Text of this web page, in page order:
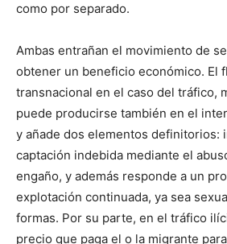
como por separado.
Ambas entrañan el movimiento de
obtener un beneficio económico. El
transnacional en el caso del tráfico,
puede producirse también en el
y añade dos elementos definitorios:
captación indebida mediante el
engaño, y además responde a un
explotación continuada, ya sea
formas. Por su parte, en el tráfico
precio que paga el o la migrante